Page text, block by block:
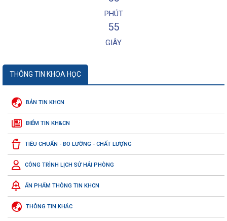
PHÚT
55
GIÂY
THÔNG TIN KHOA HỌC
BẢN TIN KHCN
ĐIỂM TIN KH&CN
TIÊU CHUẨN - ĐO LƯỜNG - CHẤT LƯỢNG
CÔNG TRÌNH LỊCH SỬ HẢI PHÒNG
ẤN PHẨM THÔNG TIN KHCN
THÔNG TIN KHÁC